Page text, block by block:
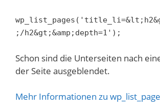
;/h2&gt;&amp;depth=1');
Schon sind die Unterseiten nach
der Seite ausgeblendet.
Mehr Informationen zu